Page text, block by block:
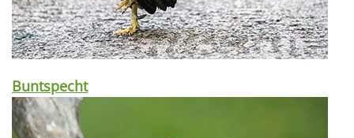
Buntspecht